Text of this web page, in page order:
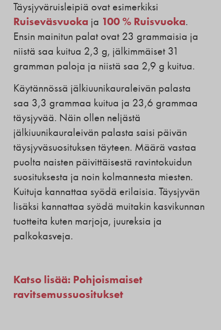
Täysjyväruisleipiä ovat esimerkiksi
Ruiseväsvuoka ja 100 % Ruisvuoka.
Ensin mainitun palat ovat 23 grammaisia ja
niistä saa kuitua 2,3 g, jälkimmäiset 31
gramman paloja ja niistä saa 2,9 g kuitua.
Käytännössä jälkiuunikauraleivän palasta
saa 3,3 grammaa kuitua ja 23,6 grammaa
täysjyvää. Näin ollen neljästä
jälkiuunikauraleivän palasta saisi päivän
täysjyväsuosituksen täyteen. Määrä vastaa
puolta naisten päivittäisestä ravintokuidun
suosituksesta ja noin kolmannesta miesten.
Kuituja kannattaa syödä erilaisia. Täysjyvän
lisäksi kannattaa syödä muitakin kasvikunnan
tuotteita kuten marjoja, juureksia ja
palkokasveja.
Katso lisää: Pohjoismaiset
ravitsemussuositukset